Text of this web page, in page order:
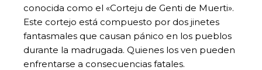
conocida como el «Corteju de Genti de Muerti».
Este cortejo está compuesto por dos jinetes
fantasmales que causan pánico en los pueblos
durante la madrugada. Quienes los ven pueden
enfrentarse a consecuencias fatales.